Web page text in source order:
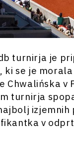
turnirja je
ki se je
Chwalińska
turnirja
izjemnih
v